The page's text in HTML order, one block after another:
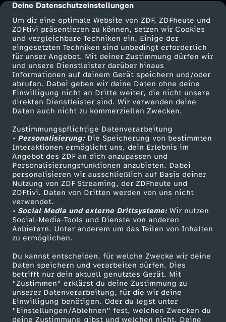
cmp-dialog-description
Deine Datenschutzeinstellungen
Um dir eine optimale Website von ZDF, ZDFheute und
ZDFtivi präsentieren zu können, setzen wir Cookies
und vergleichbare Techniken ein. Einige der
eingesetzten Techniken sind unbedingt erforderlich
für unser Angebot. Mit deiner Zustimmung dürfen wir
und unsere Dienstleister darüber hinaus
Informationen auf deinem Gerät speichern und/oder
abrufen. Dabei geben wir deine Daten ohne deine
Einwilligung nicht an Dritte weiter, die nicht unsere
direkten Dienstleister sind. Wir verwenden deine
Daten auch nicht zu kommerziellen Zwecken.
Zustimmungspflichtige Datenverarbeitung
• Personalisierung:Die Speicherung von bestimmten
Interaktionen ermöglicht uns, dein Erlebnis im
Angebot des ZDF an dich anzupassen und
Personalisierungsfunktionen anzubieten. Dabei
personalisieren wir ausschließlich auf Basis deiner
Nutzung von ZDF Streaming, der ZDFheute und
ZDFtivi. Daten von Dritten werden von uns nicht
verwendet.
• Social Media und externe Drittsysteme:Wir nutzen
Social-Media-Tools und Dienste von anderen
Anbietern. Unter anderem um das Teilen von Inhalten
zu ermöglichen.
Du kannst entscheiden, für welche Zwecke wir deine
Daten speichern und verarbeiten dürfen. Dies
betrifft nur dein aktuell genutztes Gerät. Mit
"Zustimmen" erklärst du deine Zustimmung zu
unserer Datenverarbeitung, für die wir deine
Einwilligung benötigen. Oder du legst unter
"Einstellungen/Ablehnen" fest, welchen Zwecken du
deine Zustimmung gibst und welchen nicht. Deine
u
t
e
-
i
n
D
e
u
t
s
c
h
Mehr ZDF
ZDF-Apps
Smart TV
ZDFtext
Livestreams
Sendungen A-Z
TV-Programm
Service
ZDFmitreden
Kontakt zum ZDF
Tickets
Zuschauerservice
Hilfe
ZDF Unternehmen
Karriere
ZDF goes Schule
Werbefernsehen
Mainzelmännchen